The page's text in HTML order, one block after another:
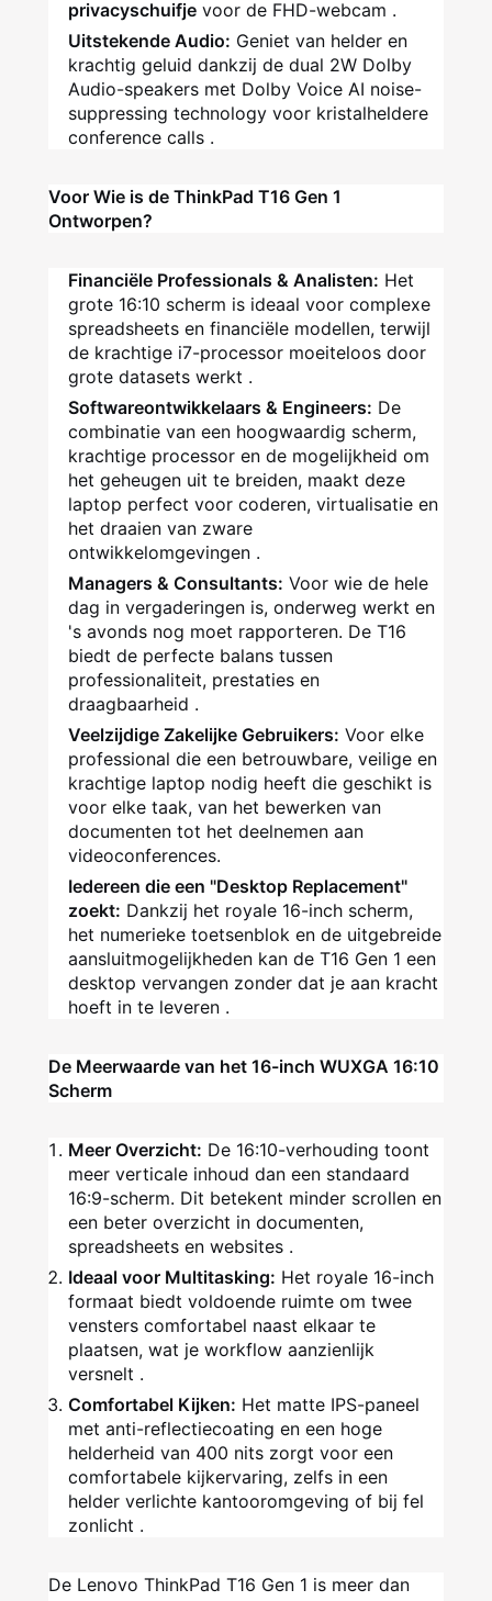
privacyschuifje voor de FHD-webcam .
Uitstekende Audio: Geniet van helder en
krachtig geluid dankzij de dual 2W Dolby
Audio-speakers met Dolby Voice AI noise-
suppressing technology voor kristalheldere
conference calls .
Voor Wie is de ThinkPad T16 Gen 1
Ontworpen?
Financiële Professionals & Analisten: Het
grote 16:10 scherm is ideaal voor complexe
spreadsheets en financiële modellen, terwijl
de krachtige i7-processor moeiteloos door
grote datasets werkt .
Softwareontwikkelaars & Engineers: De
combinatie van een hoogwaardig scherm,
krachtige processor en de mogelijkheid om
het geheugen uit te breiden, maakt deze
laptop perfect voor coderen, virtualisatie en
het draaien van zware
ontwikkelomgevingen .
Managers & Consultants: Voor wie de hele
dag in vergaderingen is, onderweg werkt en
's avonds nog moet rapporteren. De T16
biedt de perfecte balans tussen
professionaliteit, prestaties en
draagbaarheid .
Veelzijdige Zakelijke Gebruikers: Voor elke
professional die een betrouwbare, veilige en
krachtige laptop nodig heeft die geschikt is
voor elke taak, van het bewerken van
documenten tot het deelnemen aan
videoconferences.
Iedereen die een "Desktop Replacement"
zoekt: Dankzij het royale 16-inch scherm,
het numerieke toetsenblok en de uitgebreide
aansluitmogelijkheden kan de T16 Gen 1 een
desktop vervangen zonder dat je aan kracht
hoeft in te leveren .
De Meerwaarde van het 16-inch WUXGA 16:10
Scherm
Meer Overzicht: De 16:10-verhouding toont
meer verticale inhoud dan een standaard
16:9-scherm. Dit betekent minder scrollen en
een beter overzicht in documenten,
spreadsheets en websites .
Ideaal voor Multitasking: Het royale 16-inch
formaat biedt voldoende ruimte om twee
vensters comfortabel naast elkaar te
plaatsen, wat je workflow aanzienlijk
versnelt .
Comfortabel Kijken: Het matte IPS-paneel
met anti-reflectiecoating en een hoge
helderheid van 400 nits zorgt voor een
comfortabele kijkervaring, zelfs in een
helder verlichte kantooromgeving of bij fel
zonlicht .
De Lenovo ThinkPad T16 Gen 1 is meer dan